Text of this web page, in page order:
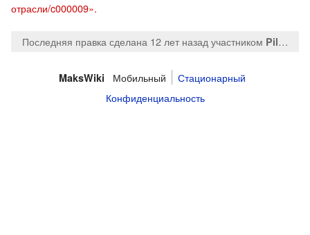
отрасли/c000009».
Последняя правка сделана 12 лет назад участником Piliptcevich
MaksWiki Мобильный
Стационарный
Конфиденциальность